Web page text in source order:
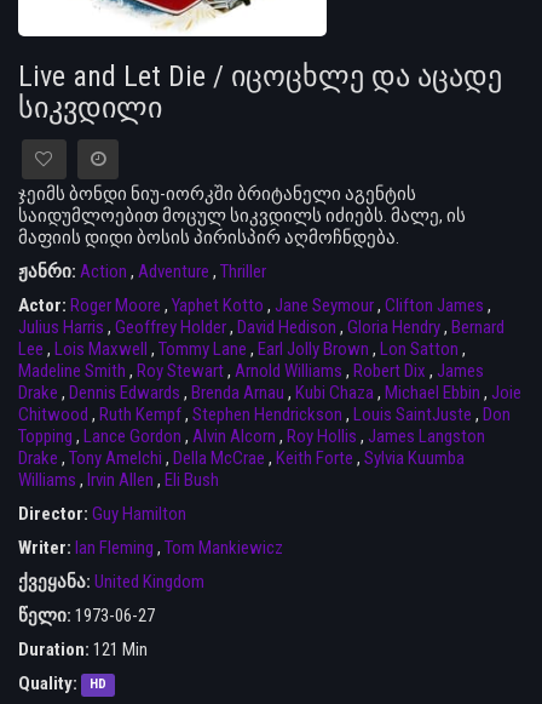
Live and Let Die / იცოცხლე და აცადე
სიკვდილი
ჯეიმს ბონდი ნიუ-იორკში ბრიტანელი აგენტის
საიდუმლოებით მოცულ სიკვდილს იძიებს. მალე, ის
მაფიის დიდი ბოსის პირისპირ აღმოჩნდება.
ჟანრი: Action , Adventure , Thriller
Actor: Roger Moore , Yaphet Kotto , Jane Seymour, Clifton James ,
Julius Harris , Geoffrey Holder, David Hedison , Gloria Hendry, Bernard
Lee , Lois Maxwell , Tommy Lane , Earl Jolly Brown , Lon Satton ,
Madeline Smith , Roy Stewart, Arnold Williams , Robert Dix , James
Drake , Dennis Edwards , Brenda Arnau , Kubi Chaza, Michael Ebbin , Joie
Chitwood , Ruth Kempf, Stephen Hendrickson , Louis SaintJuste , Don
Topping , Lance Gordon , Alvin Alcorn , Roy Hollis , James Langston
Drake , Tony Amelchi , Della McCrae , Keith Forte , Sylvia Kuumba
Williams , Irvin Allen , Eli Bush
Director: Guy Hamilton
Writer: Ian Fleming , Tom Mankiewicz
ქვეყანა: United Kingdom
წელი: 1973-06-27
Duration: 121 Min
Quality:
HD